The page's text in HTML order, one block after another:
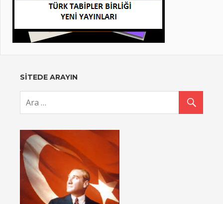
SİTEDE ARAYIN